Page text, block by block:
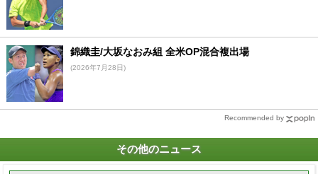
錦織圭/大坂なおみ組 全米OP混合複出場
(2026年7月28日)
Recommended by
その他のニュース